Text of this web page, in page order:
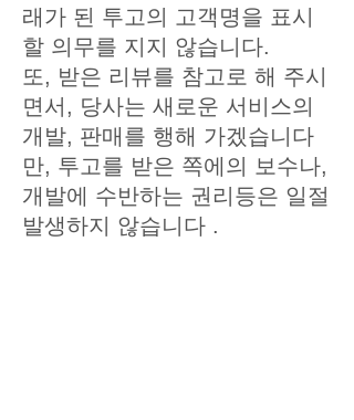
래가 된 투고의 고객명을 표시
할 의무를 지지 않습니다.
또, 받은 리뷰를 참고로 해 주시
면서, 당사는 새로운 서비스의
개발, 판매를 행해 가겠습니다
만, 투고를 받은 쪽에의 보수나,
개발에 수반하는 권리등은 일절
발생하지 않습니다 .